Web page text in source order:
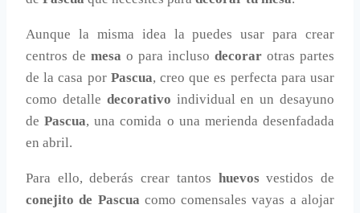
Aunque la misma idea la puedes usar para crear
centros de mesa o para incluso decorar otras partes
de la casa por Pascua, creo que es perfecta para usar
como detalle decorativo individual en un desayuno
dePascua, una comida o una merienda desenfadada
en abril.
Para ello, deberás crear tantos huevosvestidos de
conejito de Pascua como comensales vayas a alojar